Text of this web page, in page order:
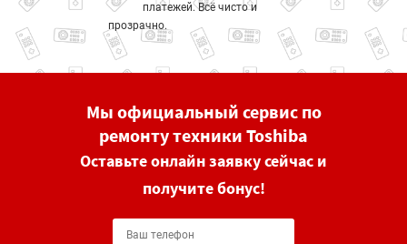
платежей. Всё чисто и
прозрачно.
Мы официальный сервис по
ремонту техники Toshiba
Оставьте онлайн заявку сейчас и
получите бонус!